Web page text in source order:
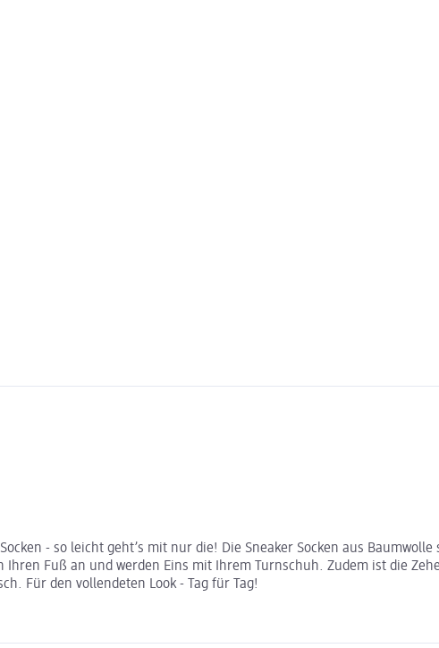
- so leicht geht’s mit nur die! Die Sneaker Socken aus
Ihren Fuß an und werden Eins mit Ihrem Turnschuh. Zudem ist die
Für den vollendeten Look - Tag für Tag!